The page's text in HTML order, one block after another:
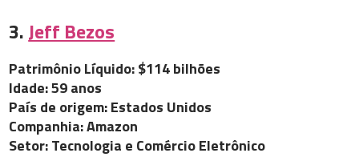
3.Jeff Bezos
Patrimônio Líquido: $114 bilhões
Idade: 59 anos
País de origem: Estados Unidos
Companhia: Amazon
Setor: Tecnologia e Comércio Eletrônico